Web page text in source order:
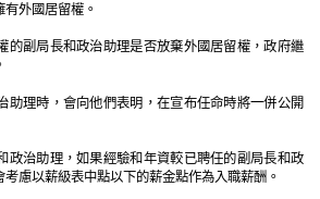
外國居留權。
的副局長和政治助理是否放棄外國居留權，政府繼
助理時，會向他們表明，在宣布任命時將一併公開
政治助理，如果經驗和年資較已聘任的副局長和政
慮以薪級表中點以下的薪金點作為入職薪酬。